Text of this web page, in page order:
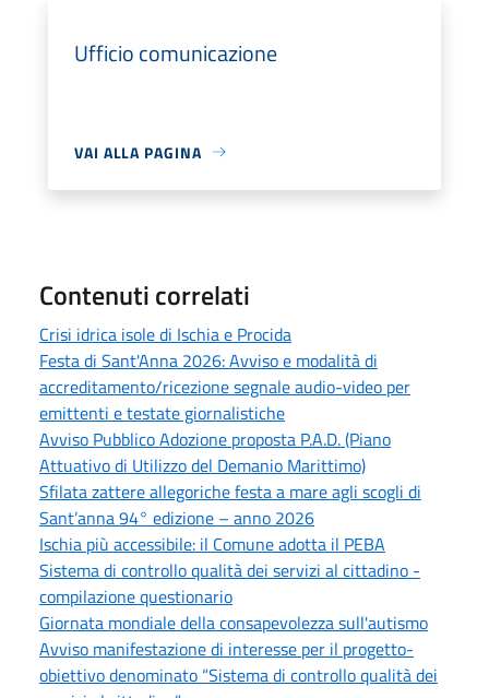
Ufficio comunicazione
VAI ALLA PAGINA
Contenuti correlati
Crisi idrica isole di Ischia e Procida
Festa di Sant'Anna 2026: Avviso e modalità di
accreditamento/ricezione segnale audio-video per
emittenti e testate giornalistiche
Avviso Pubblico Adozione proposta P.A.D. (Piano
Attuativo di Utilizzo del Demanio Marittimo)
Sfilata zattere allegoriche festa a mare agli scogli di
Sant’anna 94° edizione – anno 2026
Ischia più accessibile: il Comune adotta il PEBA
Sistema di controllo qualità dei servizi al cittadino -
compilazione questionario
Giornata mondiale della consapevolezza sull'autismo
Avviso manifestazione di interesse per il progetto-
obiettivo denominato “Sistema di controllo qualità dei